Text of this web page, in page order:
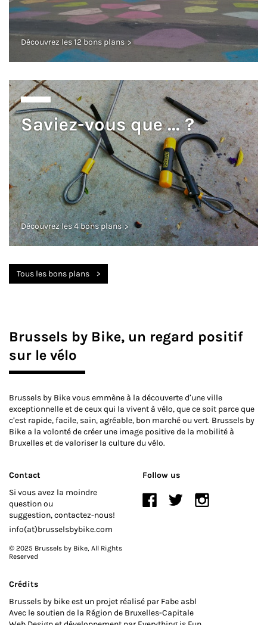
Découvrez les 12 bons plans
Saviez-vous que ... ?
Découvrez les 4 bons plans
Tous les bons plans
Brussels by Bike, un regard positif
sur le vélo
Brussels by Bike vous emmène à la découverte d’une ville
exceptionnelle et de ceux qui la vivent à vélo, que ce soit parce que
c’est rapide, facile, sain, agréable, bon marché ou vert. Brussels by
Bike a la volonté de créer une image positive de la mobilité à
Bruxelles et de valoriser la culture du vélo.
Contact
Si vous avez la moindre
question ou
suggestion, contactez-nous!
info(at)brusselsbybike.com
© 2025 Brussels by Bike, All Rights
Reserved
Follow us
Crédits
Brussels by bike est un projet réalisé par Fabe asbl
Avec le soutien de la Région de Bruxelles-Capitale